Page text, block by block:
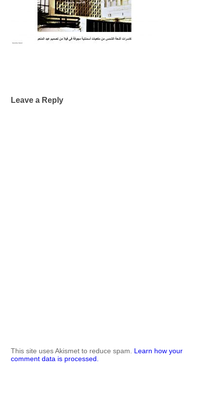
Leave a Reply
This site uses Akismet to reduce spam. Learn how your
comment data is processed.